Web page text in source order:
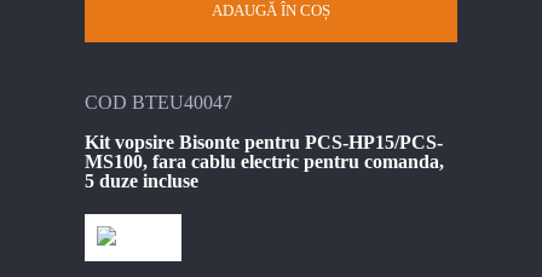
ADAUGĂ ÎN COȘ
COD BTEU40047
Kit vopsire Bisonte pentru PCS-HP15/PCS-
MS100, fara cablu electric pentru comanda,
5 duze incluse